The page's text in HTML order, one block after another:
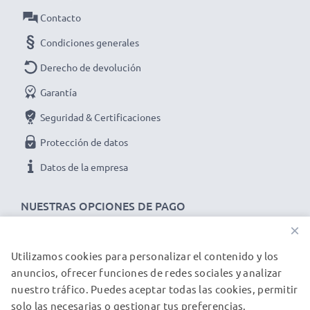
✔ Transferencia de datos en poco tiempo - Cable de
✔ Cable flexible e irrompible con PVC y conector de
alta calidad
✔ Ideal para las actualizaciones de software y
firmware en su tablet
➢ El cable USB es compatible con versiones USB
anteriores
Datos técnicos del cable USB Archos para tablets
Tipo:Data & Charging cable / Interface cable
Material del Cable
Material conector: PVC
NUESTRAS OPCIONES DE PAGO
Contacto
Condiciones generales
Derecho de devolución
Garantía
Seguridad & Certificaciones
Protección de datos
Datos de la empresa
NUESTROS PARTNERS DE ENVÍO
×
Utilizamos cookies para personalizar el contenido y los
anuncios, ofrecer funciones de redes sociales y analizar
nuestro tráfico. Puedes aceptar todas las cookies, permitir
solo las necesarias o gestionar tus preferencias.